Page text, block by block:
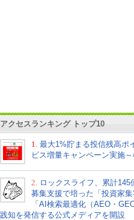
アクセスランキング トップ10
1.
最大1%貯まる投信残高ポ
ビス増量キャンペーン実施
2.
ロックスライフ、累計145
募集支援で培った「投資家集
「AI検索最適化（AEO・
践知を発信する公式メディアを開設